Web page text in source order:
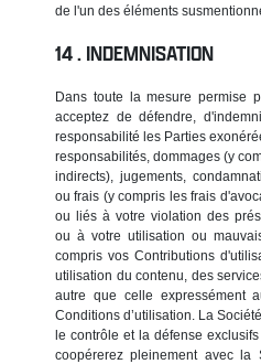
de l'un des éléments
INDEMNISATION
Dans toute la mesure permise
acceptez de défendre,
responsabilité les Parties
responsabilités, dommages (y
indirects), jugements,
ou frais (y compris les frais
ou liés à votre violation des
ou à votre utilisation ou
compris vos Contributions
utilisation du contenu, des
autre que celle expressément
Conditions d’utilisation. La
le contrôle et la défense
coopérerez pleinement avec la